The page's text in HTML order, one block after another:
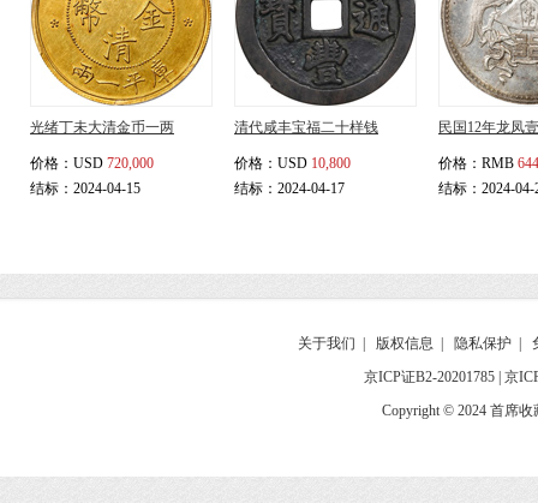
光绪丁未大清金币一两
价格： USD 720,000
结标：2024-04-15
清代咸丰宝福二十样钱
价格： USD 10,800
结标：2024-04-17
民国12年龙凤
价格： RMB
结标：2024-04-
关于我们 版权信息 隐私保护
京ICP证B2-20201785 京
Copyright © 2024 首席收